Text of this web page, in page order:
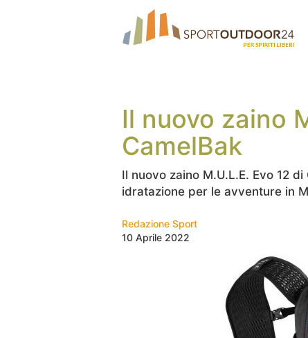
Il nuovo zaino
CamelBak
Il nuovo zaino M.U.L.E. Evo 12
idratazione per le avventure in
Redazione Sport
10 Aprile 2022